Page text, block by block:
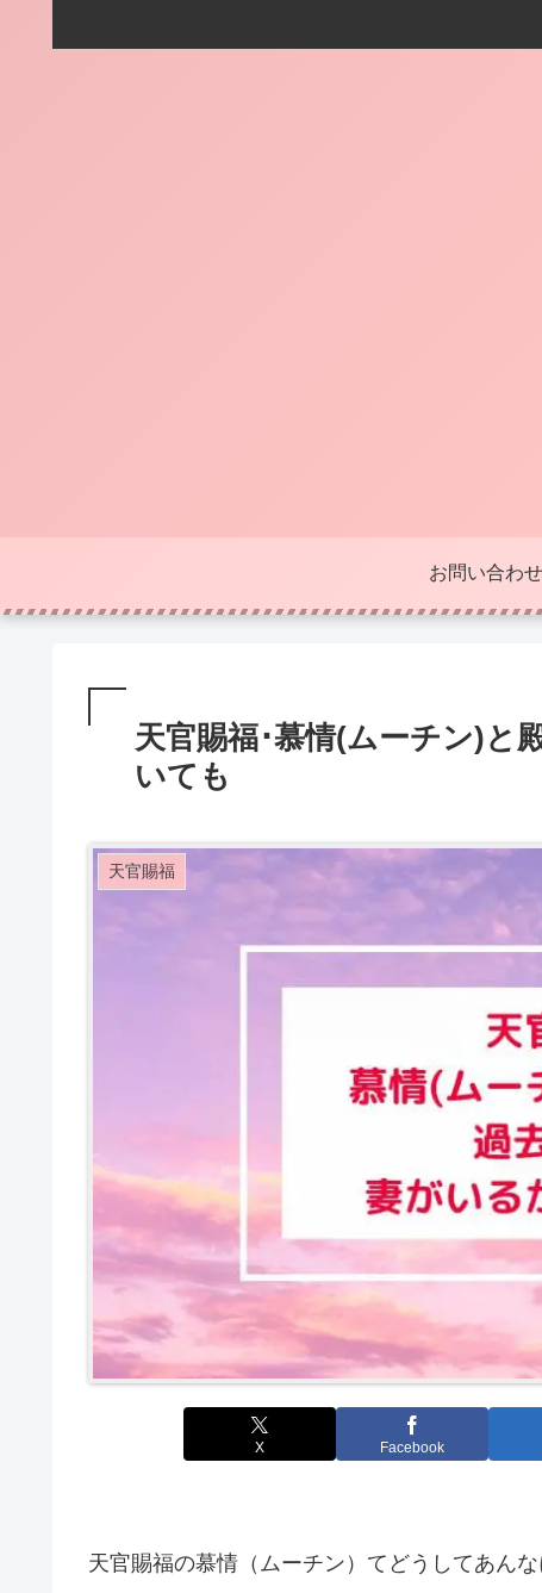
お問い合わせ
天官賜福･慕情(ムーチン)と
いても
天官賜福
X Facebook
天官賜福の慕情（ムーチン）てどうしてあん